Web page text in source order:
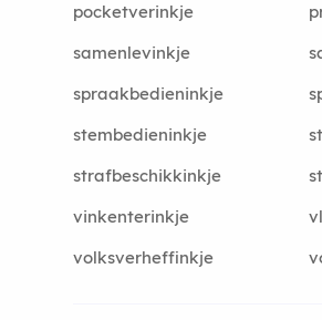
pocketverinkje
samenlevinkje
spraakbedieninkje
stembedieninkje
strafbeschikkinkje
vinkenterinkje
volksverheffinkje